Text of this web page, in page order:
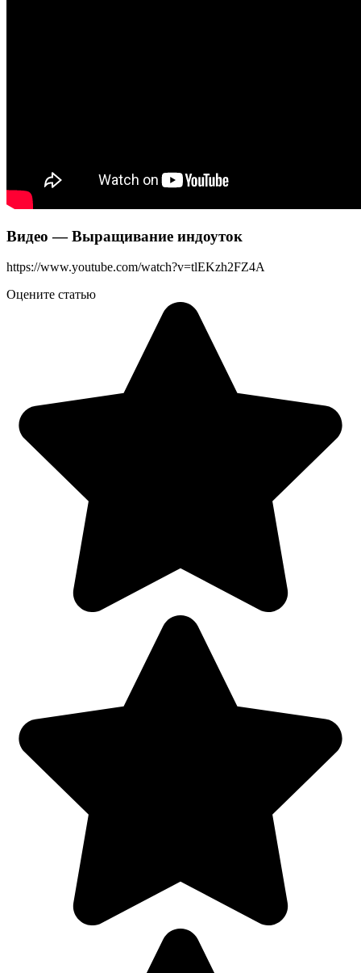
Видео — Выращивание индоуток
https://www.youtube.com/watch?v=tlEKzh2FZ4A
Оцените статью